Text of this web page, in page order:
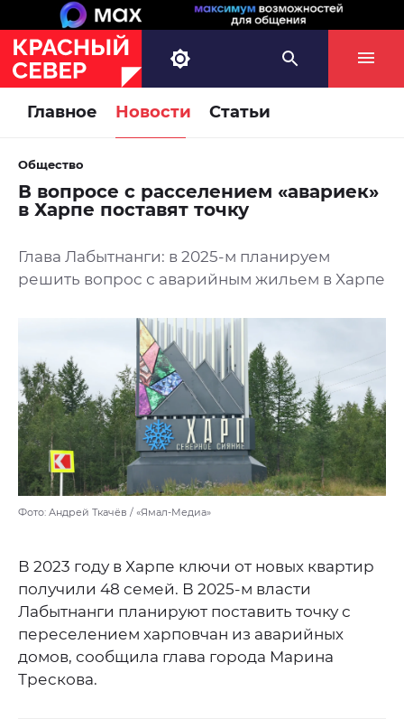
Главное Новости Статьи
Общество
В вопросе с расселением «авариек»
в Харпе поставят точку
Глава Лабытнанги: в 2025-м планируем
решить вопрос с аварийным жильем в Харпе
Фото: Андрей Ткачёв / «Ямал-Медиа»
В 2023 году в Харпе ключи от новых квартир
получили 48 семей. В 2025-м власти
Лабытнанги планируют поставить точку с
переселением харповчан из аварийных
домов, сообщила глава города Марина
Трескова.